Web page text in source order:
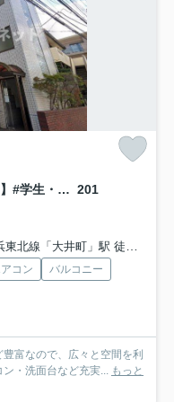
グランカーサ伊藤【おとり物件なし】#学生・社会人にオススメ！初期費用分割払いOK！ 201
北線「大井町」駅 徒歩11分
コン
バルコニー
富なので、広々と空間を利
・洗面台など充実... もっと